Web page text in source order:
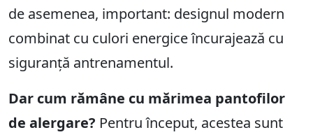
de asemenea, important: designul modern
combinat cu culori energice încurajează cu
siguranță antrenamentul.
Dar cum rămâne cu mărimea pantofilor
de alergare? Pentru început, acestea sunt